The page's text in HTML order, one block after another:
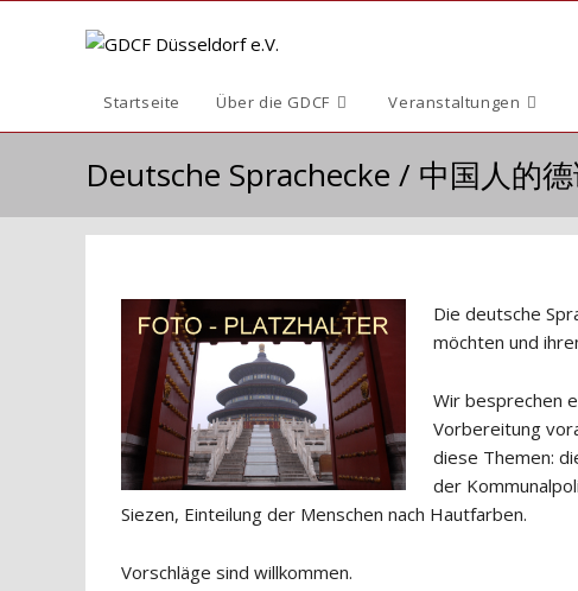
Startseite Über die GDCF Veranstaltungen
Deutsche Sprachecke / 中国人的德
Die deutsche
möchten und
Wir besprechen
Vorbereitung
diese Themen:
der
Siezen, Einteilung der Menschen nach Hautfarben.
Vorschläge sind willkommen.